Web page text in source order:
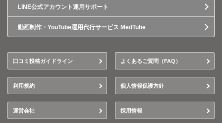
LINE公式アカウント運用サポート
動画制作・YouTube運用代行サービス MedTube
口コミ投稿ガイドライン よくあるご質問（FAQ）
利用規約 個人情報保護方針
運営会社 採用情報